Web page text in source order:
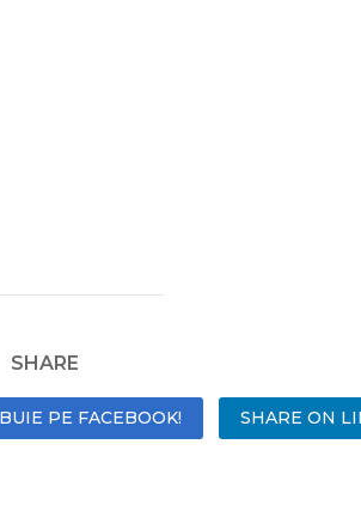
SHARE
PE FACEBOOK! SHARE ON